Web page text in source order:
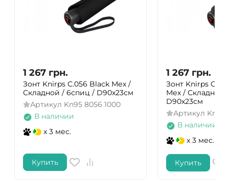
1 267 грн.
Зонт Knirps C.056 Black Мех /
Складной / 6спиц / D90x23см
Артикул Kn95 8056 1000
В наличии
x 3 мес.
Купить
1 267 грн.
Зонт Knirps
Мех / Складной
D90x23см
Артикул Kn95
В наличии
x 3 мес.
Купить